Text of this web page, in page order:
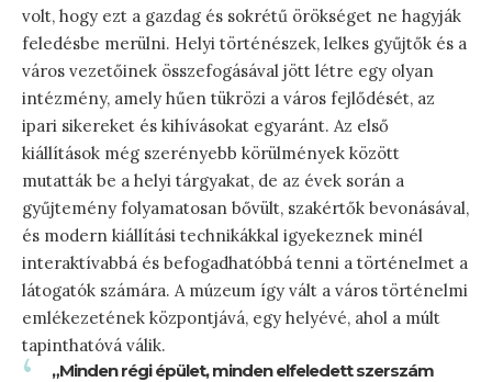
volt, hogy ezt a gazdag és sokrétű örökséget ne hagyják
feledésbe merülni. Helyi történészek, lelkes gyűjtők és a
város vezetőinek összefogásával jött létre egy olyan
intézmény, amely hűen tükrözi a város fejlődését, az
ipari sikereket és kihívásokat egyaránt. Az első
kiállítások még szerényebb körülmények között
mutatták be a helyi tárgyakat, de az évek során a
gyűjtemény folyamatosan bővült, szakértők bevonásával,
és modern kiállítási technikákkal igyekeznek minél
interaktívabbá és befogadhatóbbá tenni a történelmet a
látogatók számára. A múzeum így vált a város történelmi
emlékezetének központjává, egy helyévé, ahol a múlt
tapinthatóvá válik.
„Minden régi épület, minden elfeledett szerszám